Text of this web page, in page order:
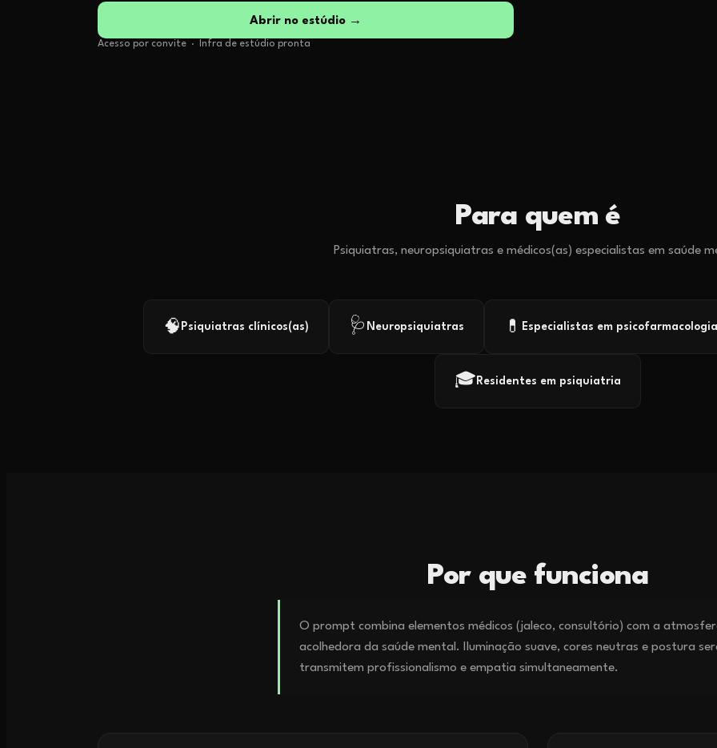
Abrir no estúdio →
Acesso por convite · Infra de estúdio pronta
Para quem é
Psiquiatras, neuropsiquiatras e médicos(as) especialistas em saúde
🧠 Psiquiatras clínicos(as) 🩺 Neuropsiquiatras 💊 Especialistas em psicofarmacologia
🎓 Residentes em psiquiatria
Por que funciona
O prompt combina elementos médicos (jaleco, consultório) com a
acolhedora da saúde mental. Iluminação suave, cores neutras e postura
transmitem profissionalismo e empatia simultaneamente.